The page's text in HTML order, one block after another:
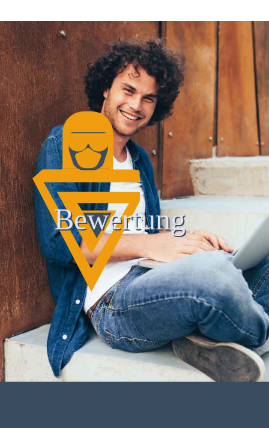
Bewertung